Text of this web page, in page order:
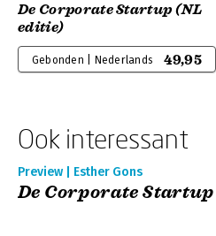
De Corporate Startup (NL
editie)
Gebonden | Nederlands 49,95
Ook interessant
Preview | Esther Gons
De Corporate Startup